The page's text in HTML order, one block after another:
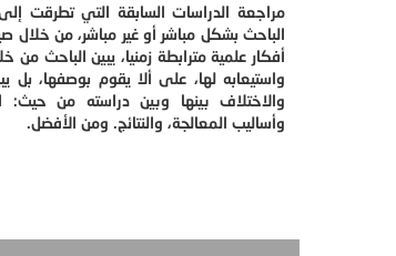
مراجعة الدراسات السابقة التي تطرقت
الباحث بشكل مباشر أو غير مباشر، من خلال
أفكار علمية مترابطة زمنيا، يبين الباحث
واستيعابه لها، على ألا يقوم بوصفها، بل
والاختلاف بينها وبين دراسته من حيث:
وأساليب المعالجة، والنتائج. ومن الأفضل.